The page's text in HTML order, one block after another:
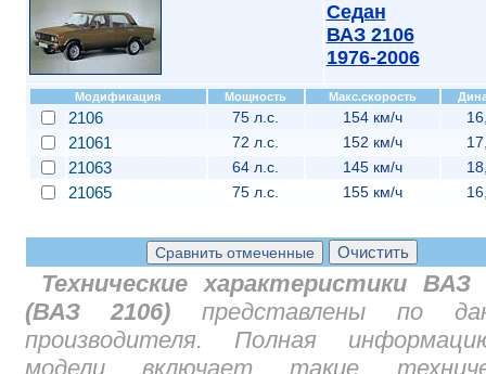
Седан
ВАЗ 2106
1976-2006
Модификация Мощность Макс.скорость
2106 75 л.с. 154 км/ч
21061 72 л.с. 152 км/ч
21063 64 л.с. 145 км/ч
21065 75 л.с. 155 км/ч
Технические характеристики ВАЗ
(ВАЗ 2106) представлены по
производителя. Полная
модели включает такие